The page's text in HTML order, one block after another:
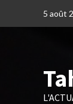
5 août